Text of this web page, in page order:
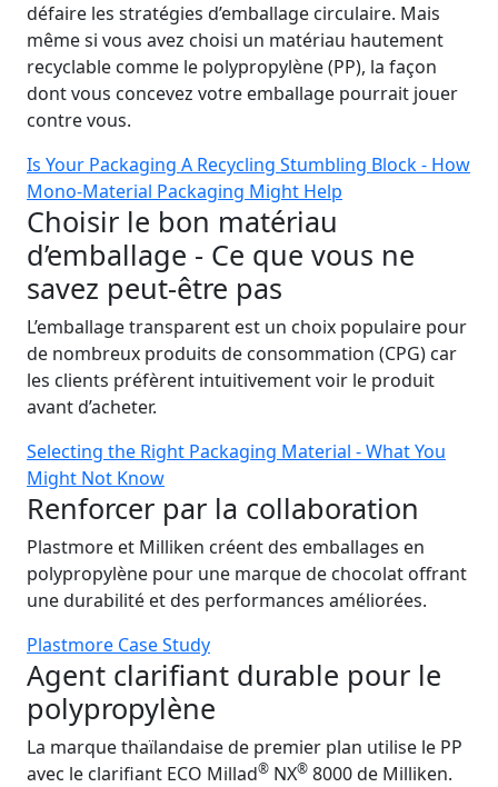
défaire les stratégies d’emballage circulaire. Mais
même si vous avez choisi un matériau hautement
recyclable comme le polypropylène (PP), la façon
dont vous concevez votre emballage pourrait jouer
contre vous.
Is Your Packaging A Recycling Stumbling Block - How
Mono-Material Packaging Might Help
Choisir le bon matériau
d’emballage - Ce que vous ne
savez peut-être pas
L’emballage transparent est un choix populaire pour
de nombreux produits de consommation (CPG) car
les clients préfèrent intuitivement voir le produit
avant d’acheter.
Selecting the Right Packaging Material - What You
Might Not Know
Renforcer par la collaboration
Plastmore et Milliken créent des emballages en
polypropylène pour une marque de chocolat offrant
une durabilité et des performances améliorées.
Plastmore Case Study
Agent clarifiant durable pour le
polypropylène
La marque thaïlandaise de premier plan utilise le PP
avec le clarifiant ECO Millad® NX® 8000 de Milliken.